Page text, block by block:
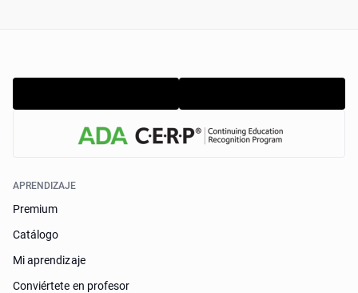
APRENDIZAJE
Premium
Catálogo
Mi aprendizaje
Conviértete en profesor